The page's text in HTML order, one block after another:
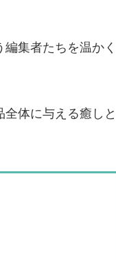
集者たちを温かく
体に与える癒しと